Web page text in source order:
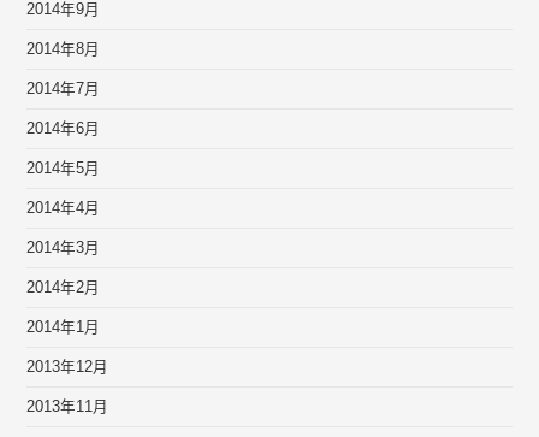
2014年9月
2014年8月
2014年7月
2014年6月
2014年5月
2014年4月
2014年3月
2014年2月
2014年1月
2013年12月
2013年11月